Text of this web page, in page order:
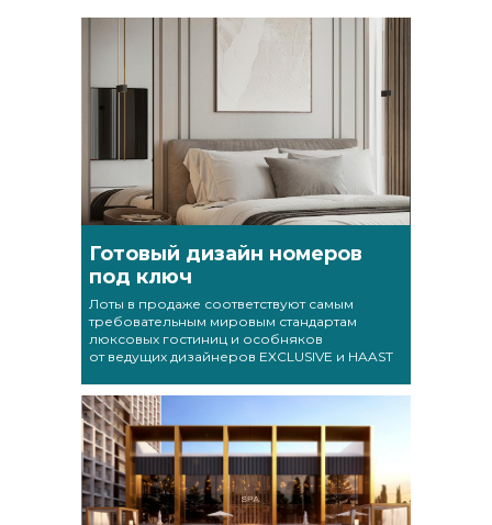
Готовый дизайн номеров
под ключ
Лоты в продаже соответствуют самым
требовательным мировым стандартам
люксовых гостиниц и особняков
от ведущих дизайнеров EXCLUSIVE и HAAST